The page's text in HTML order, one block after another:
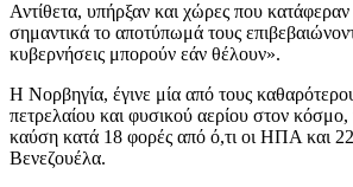
Αντίθετα, υπήρξαν και χώρες που
σημαντικά το αποτύπωμά τους
κυβερνήσεις μπορούν εάν θέλουν».
Η Νορβηγία, έγινε μία από τους
πετρελαίου και φυσικού αερίου στον
καύση κατά 18 φορές από ό,τι οι ΗΠΑ και
Βενεζουέλα.